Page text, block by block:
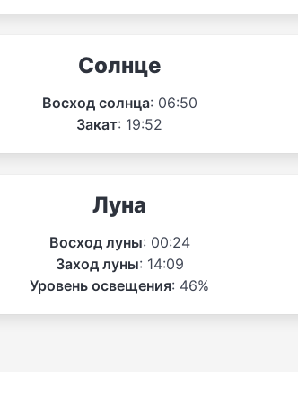
Солнце
Восход солнца: 06:50
Закат: 19:52
Луна
Восход луны: 00:24
Заход луны: 14:09
Уровень освещения: 46%